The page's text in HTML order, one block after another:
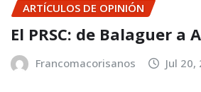
ARTÍCULOS DE OPINIÓN
El PRSC: de Balaguer a
Francomacorisanos Jul 20,